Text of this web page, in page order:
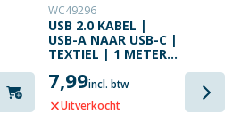
WC49296
USB 2.0 KABEL |
USB-A NAAR USB-C |
TEXTIEL | 1 METER |
7,99incl. btw
Uitverkocht